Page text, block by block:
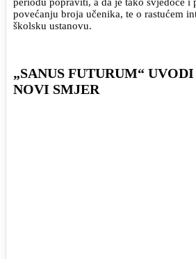
povećanju broja učenika, te o rastućem
školsku ustanovu.
„SANUS FUTURUM“
NOVI SMJER